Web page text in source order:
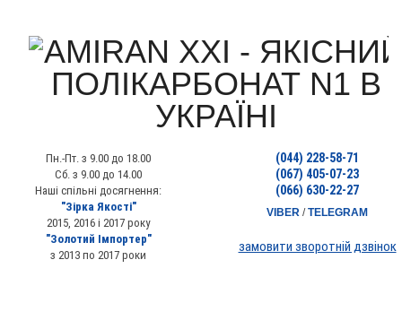
Пн.-Пт. з 9.00 до 18.00
Сб. з 9.00 до 14.00
Наші спільні досягнення:
"Зірка Якості"
2015, 2016 і 2017 року
"Золотий Імпортер"
з 2013 по 2017 роки
(044) 228-58-71
(067) 405-07-23
(066) 630-22-27
VIBER /TELEGRAM
замовити зворотній дзвінок